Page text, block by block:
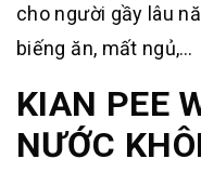
cho người gầy lâu
biếng ăn, mất ngủ,…
KIAN PEE
NƯỚC